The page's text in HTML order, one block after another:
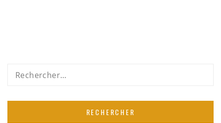
Rechercher :